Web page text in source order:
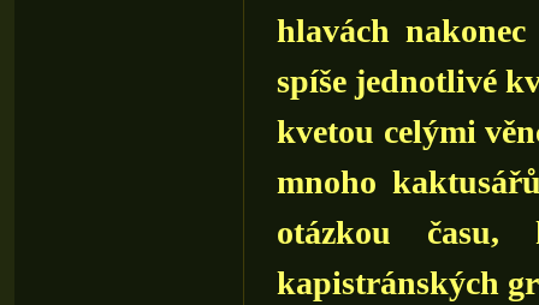
hlavách
spíše jednotlivé
kvetou celými
mnoho
otázkou
kapistránských